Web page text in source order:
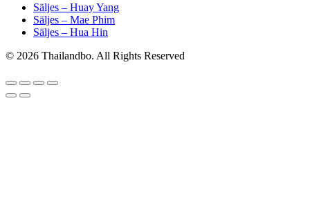
Säljes – Huay Yang
Säljes – Mae Phim
Säljes – Hua Hin
© 2026 Thailandbo. All Rights Reserved